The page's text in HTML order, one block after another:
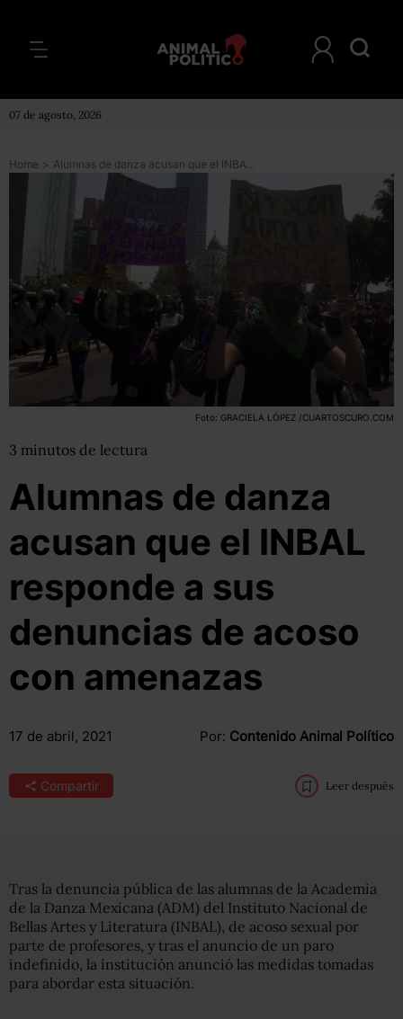
07 de agosto, 2026
Home > Alumnas de danza acusan que el INBAL responde a sus denuncias de acoso con amenazas
Foto: GRACIELA LÓPEZ /CUARTOSCURO.COM
3 minutos de lectura
Alumnas de danza
acusan que el INBAL
responde a sus
denuncias de acoso
con amenazas
17 de abril, 2021 Por: Contenido Animal Político
Compartir Leer después
Tras la denuncia pública de las alumnas de la Academia
de la Danza Mexicana (ADM) del Instituto Nacional de
Bellas Artes y Literatura (INBAL), de acoso sexual por
parte de profesores, y tras el anuncio de un paro
indefinido, la institución anunció las medidas tomadas
para abordar esta situación.